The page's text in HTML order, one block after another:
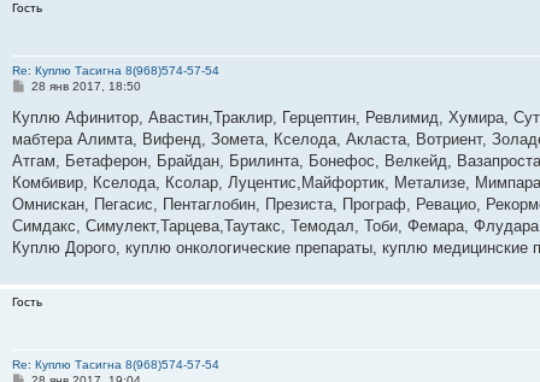
Гость
Re: Куплю Тасигна 8(968)574-57-54
С
о
б
щ
е
и
е
28 янв 2017, 18:50
Куплю Афинитор, Авастин,Траклир, Герцептин, Ревлимид, Хумира,
мабтера Алимта, Вифенд, Зомета, Кселода, Акласта, Вотриент,
Атгам, Бетаферон, Брайдан, Брилинта, Бонефос, Велкейд,
Комбивир, Кселода, Ксолар, Луцентис,Майфортик, Метализе,
Омнискан, Пегасис, Пентаглобин, Презиста, Програф, Ревацио,
Симдакс, Симулект,Тарцева,Таутакс, Темодал, Тоби, Фемара,
Куплю Дорого, куплю онкологические препараты, куплю медицинские
Гость
Re: Куплю Тасигна 8(968)574-57-54
С